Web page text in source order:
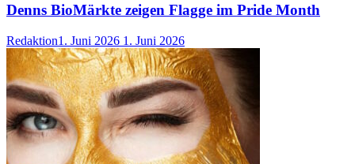
Denns BioMärkte zeigen Flagge im Pride Month
Redaktion1. Juni 2026 1. Juni 2026